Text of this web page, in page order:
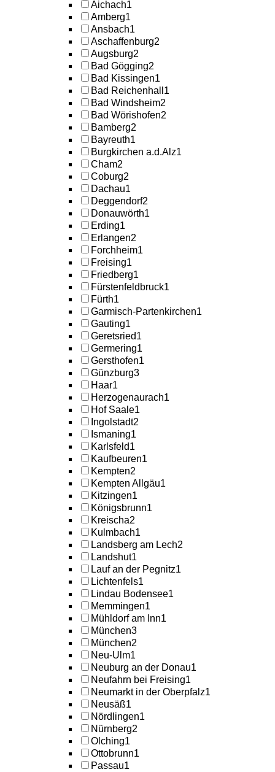
Aichach1
Amberg1
Ansbach1
Aschaffenburg2
Augsburg2
Bad Gögging2
Bad Kissingen1
Bad Reichenhall 1
Bad Windsheim2
Bad Wörishofen2
Bamberg2
Bayreuth1
Burgkirchen a.d.Alz1
Cham2
Coburg2
Dachau1
Deggendorf2
Donauwörth1
Erding1
Erlangen2
Forchheim1
Freising1
Friedberg1
Fürstenfeldbruck1
Fürth1
Garmisch-Partenkirchen1
Gauting1
Geretsried1
Germering1
Gersthofen1
Günzburg3
Haar1
Herzogenaurach1
Hof Saale1
Ingolstadt2
Ismaning1
Karlsfeld1
Kaufbeuren1
Kempten2
Kempten Allgäu1
Kitzingen1
Königsbrunn1
Kreischa2
Kulmbach1
Landsberg am Lech2
Landshut1
Lauf an der Pegnitz1
Lichtenfels1
Lindau Bodensee1
Memmingen1
Mühldorf am Inn1
München3
München2
Neu-Ulm1
Neuburg an der Donau1
Neufahrn bei Freising1
Neumarkt in der Oberpfalz1
Neusäß1
Nördlingen1
Nürnberg2
Olching1
Ottobrunn1
Passau1